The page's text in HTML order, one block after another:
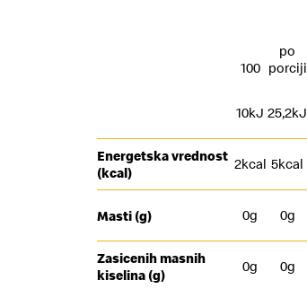
100
po
porciji
10kJ 25,2kJ
Energetska vrednost
(kcal)
2kcal 5kcal
Masti (g) 0g 0g
Zasicenih masnih
kiselina (g)
0g 0g